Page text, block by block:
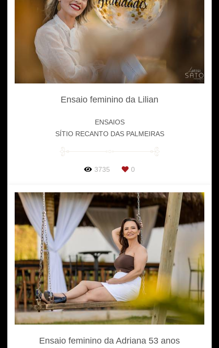
Ensaio feminino da Lilian
ENSAIOS
SÍTIO RECANTO DAS PALMEIRAS
3735 0
Ensaio feminino da Adriana 53 anos